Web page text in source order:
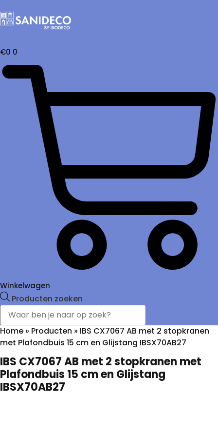
€0 0
Winkelwagen
Producten zoeken
Home » Producten » IBS CX7067 AB met 2 stopkranen
met Plafondbuis 15 cm en Glijstang IBSX70AB27
IBS CX7067 AB met 2 stopkranen met
Plafondbuis 15 cm en Glijstang
IBSX70AB27